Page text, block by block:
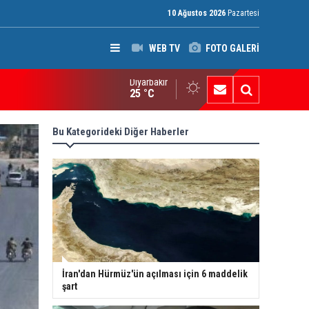
10 Ağustos 2026 Pazartesi
WEB TV FOTO GALERİ
Hürmüz'ün açılması için 6 maddelik şart
Diyarbakır
25 °C
Bu Kategorideki Diğer Haberler
İran'dan Hürmüz'ün açılması için 6 maddelik
şart